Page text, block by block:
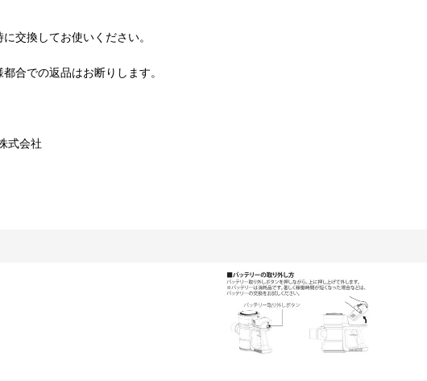
交換してお使いください。
合での返品はお断りします。
式会社